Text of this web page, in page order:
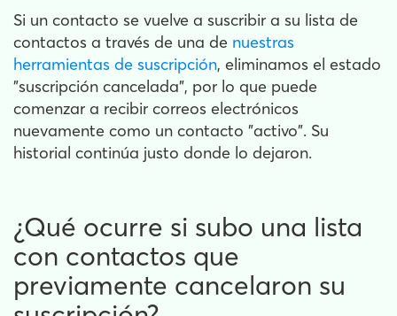
Si un contacto se vuelve a suscribir a su lista de
contactos a través de una de nuestras
herramientas de suscripción, eliminamos el estado
"suscripción cancelada", por lo que puede
comenzar a recibir correos electrónicos
nuevamente como un contacto "activo". Su
historial continúa justo donde lo dejaron.
¿Qué ocurre si subo una lista
con contactos que
previamente cancelaron su